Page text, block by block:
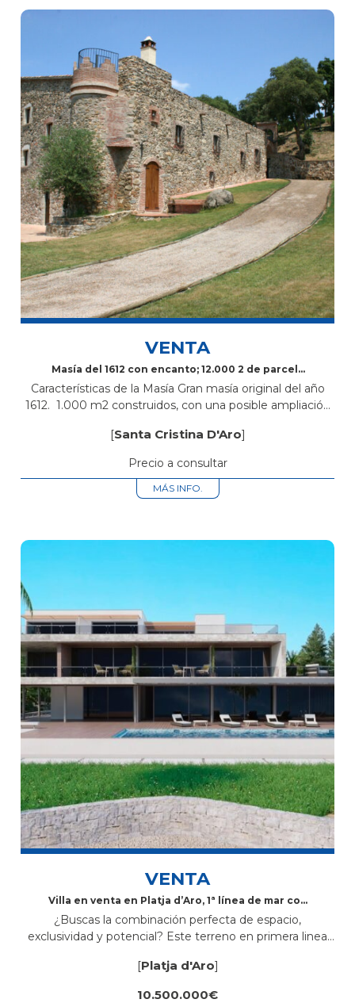
VENTA
Masía del 1612 con encanto; 12.000 2 de parcela
Características de la Masía Gran masía original del año
1612. 1.000 m2 construidos, con una posible ampliación
Equipadas con calefacción...
[Santa Cristina D'Aro]
Precio a consultar
MÁS INFO.
VENTA
Villa en venta en Platja d’Aro, 1ª línea de mar con
¿Buscas la combinación perfecta de espacio,
exclusividad y potencial? Este terreno en primera linea
rodeado de privacidad, es...
[Platja d'Aro]
10.500.000€